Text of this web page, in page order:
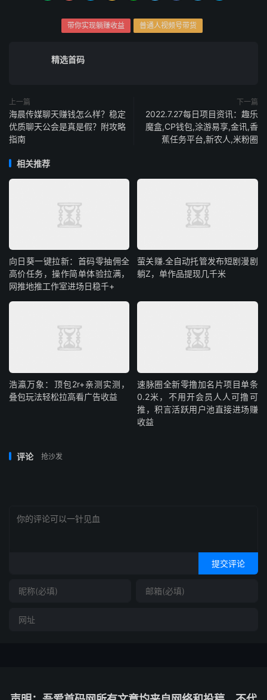
带你实现躺赚收益 普通人视频号带货
精选首码
上一篇
海晨传媒聊天赚钱怎么样？稳定
优质聊天公会是真是假？附攻略
指南
下一篇
2022.7.27每日项目资讯：趣乐
魔盒,CP钱包,涂游易享,金讯,香
蕉任务平台,新农人,米粉圈
相关推荐
向日葵一键拉新：首码零抽佣全
高价任务，操作简单体验拉满，
网推地推工作室进场日稳千+
萤关赚.全自动托管发布短剧漫剧
躺Z，单作品提现几千米
浩瀛万象：顶包2r+亲测实测，
叠包玩法轻松拉高看广告收益
速脉圈全新零撸加名片项目单条
0.2米，不用开会员人人可撸可
推，积言活跃用户池直接进场赚
收益
评论 抢沙发
提交评论